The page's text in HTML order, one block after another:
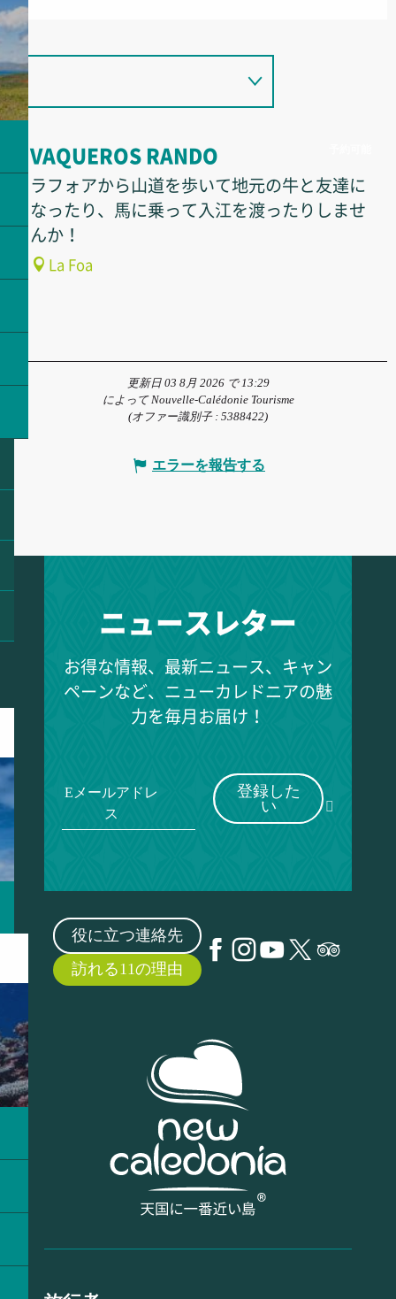
VAQUEROS RANDO
ラフォアから山道を歩いて地元の牛と友達に
なったり、馬に乗って入江を渡ったりしませ
んか！
La Foa
更新日 03 8月 2026 で 13:29
によって Nouvelle-Calédonie Tourisme
(オファー識別子 : 5388422)
エラーを報告する
ニュースレター
お得な情報、最新ニュース、キャン
ペーンなど、ニューカレドニアの魅
力を毎月お届け！
Eメールアドレ
ス
登録した
い
役に立つ連絡先
訪れる11の理由